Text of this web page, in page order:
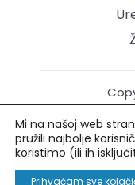
Izrada i
Mi na našoj web
pružili najbolje
koristimo (ili ih
Prihvaćam sve